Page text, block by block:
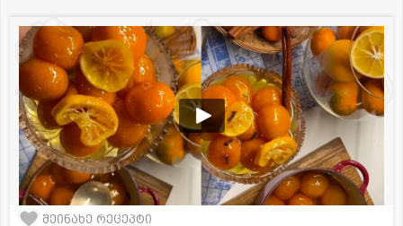
შეინახე რეცეპტი